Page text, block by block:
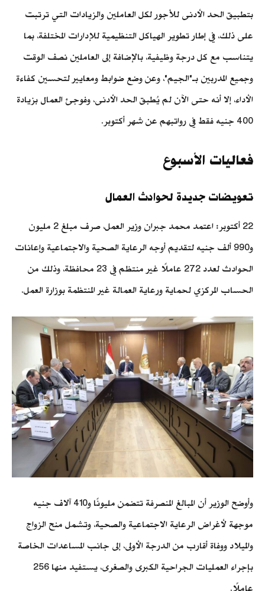
بتطبيق الحد الأدنى للأجور لكل العاملين والزيادات التي ترتبت
على ذلك، في إطار تطوير الهياكل التنظيمية للإدارات المختلفة، بما
يتناسب مع كل درجة وظيفية، بالإضافة إلى العاملين نصف الوقت
وجميع المدربين بـ"الجيم"، وعن وضع ضوابط ومعايير لتحسين كفاءة
الأداء، إلا أنه حتى الآن لم يُطبق الحد الأدنى، وفوجئ العمال بزيادة
400 جنيه فقط في رواتبهم عن شهر أكتوبر.
فعاليات الأسبوع
تعويضات جديدة لحوادث العمال
22 أكتوبر: اعتمد محمد جبران وزير العمل، صرف مبلغ 2 مليون
و990 ألف جنيه لتقديم أوجه الرعاية الصحية والاجتماعية وإعانات
الحوادث لعدد 272 عاملًا غير منتظم في 23 محافظة، وذلك من
الحساب المركزي لحماية ورعاية العمالة غير المنتظمة بوزارة العمل.
وأوضح الوزير أن المبالغ المنصرفة تتضمن مليونًا و410 آلاف جنيه
موجهة لأغراض الرعاية الاجتماعية والصحية، وتشمل منح الزواج
والميلاد ووفاة أقارب من الدرجة الأولى، إلى جانب المساعدات الخاصة
بإجراء العمليات الجراحية الكبرى والصغرى، يستفيد منها 256
عاملًا.